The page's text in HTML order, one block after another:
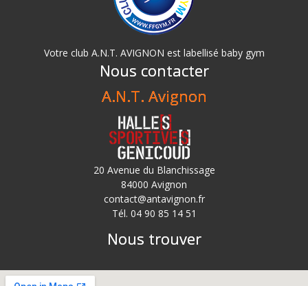
Votre club A.N.T. AVIGNON est labellisé baby gym
Nous contacter
A.N.T. Avignon
20 Avenue du Blanchissage
84000 Avignon
contact@antavignon.fr
Tél. 04 90 85 14 51
Nous trouver